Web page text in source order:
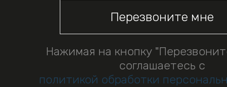
Нажимая на кнопку
соглашаетесь с
политикой обработки